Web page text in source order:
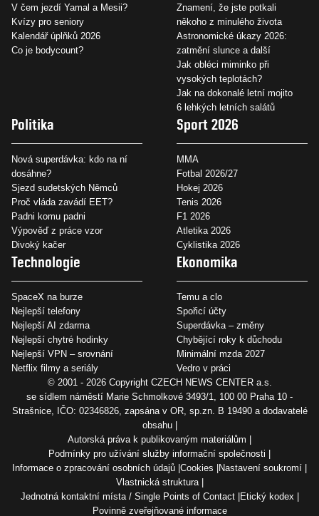
V čem jezdí Yamal a Mesii?
Kvízy pro seniory
Kalendář úplňků 2026
Co je bodycount?
Znamení, že jste potkali
někoho z minulého života
Astronomické úkazy 2026:
zatmění slunce a další
Jak obléci miminko při
vysokých teplotách?
Jak na dokonalé letní mojito
6 lehkých letních salátů
Politika
Nová superdávka: kdo na ní
dosáhne?
Sjezd sudetských Němců
Proč vláda zavádí EET?
Padni komu padni
Výpověď z práce vzor
Divoký kačer
Sport 2026
MMA
Fotbal 2026/27
Hokej 2026
Tenis 2026
F1 2026
Atletika 2026
Cyklistika 2026
Technologie
SpaceX na burze
Nejlepší telefony
Nejlepší AI zdarma
Nejlepší chytré hodinky
Nejlepší VPN – srovnání
Netflix filmy a seriály
Ekonomika
Temu a clo
Spořicí účty
Superdávka – změny
Chybějící roky k důchodu
Minimální mzda 2027
Vedro v práci
© 2001 - 2026 Copyright CZECH NEWS CENTER a.s.
se sídlem náměstí Marie Schmolkové 3493/1, 100 00 Praha 10 -
Strašnice, IČO: 02346826, zapsána v OR, sp.zn. B 19490 a dodavatelé
obsahu
Autorská práva k publikovaným materiálům
Podmínky pro užívání služby informační společnosti
Informace o zpracování osobních údajů Cookies
Nastavení soukromí
Vlastnická struktura
Jednotná kontaktní místa / Single Points of Contact
Etický kodex
Povinně zveřejňované informace